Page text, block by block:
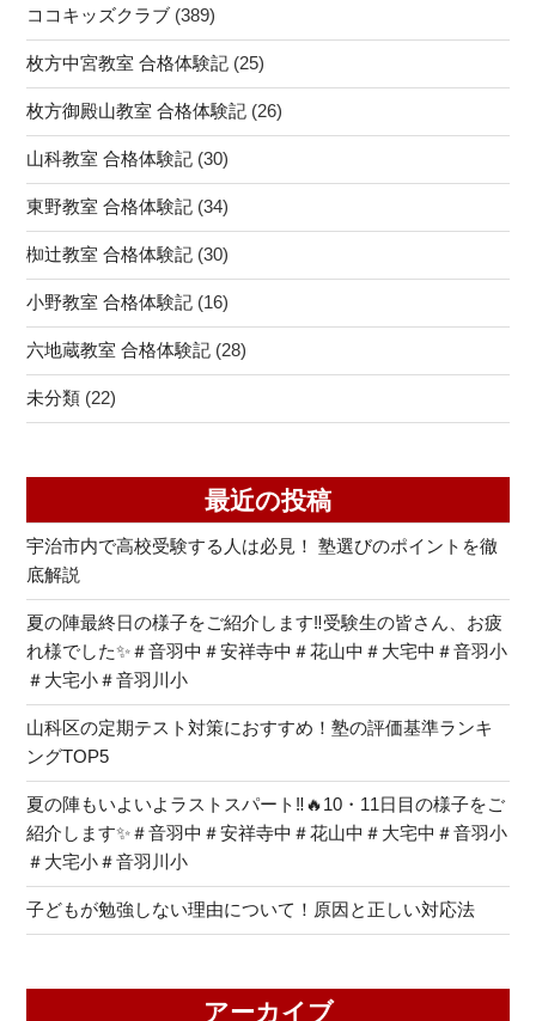
ココキッズクラブ (389)
枚方中宮教室 合格体験記 (25)
枚方御殿山教室 合格体験記 (26)
山科教室 合格体験記 (30)
東野教室 合格体験記 (34)
椥辻教室 合格体験記 (30)
小野教室 合格体験記 (16)
六地蔵教室 合格体験記 (28)
未分類 (22)
最近の投稿
宇治市内で高校受験する人は必見！ 塾選びのポイントを徹
底解説
夏の陣最終日の様子をご紹介します‼受験生の皆さん、お疲
れ様でした✨＃音羽中＃安祥寺中＃花山中＃大宅中＃音羽小
＃大宅小＃音羽川小
山科区の定期テスト対策におすすめ！塾の評価基準ランキ
ングTOP5
夏の陣もいよいよラストスパート‼🔥10・11日目の様子をご
紹介します✨＃音羽中＃安祥寺中＃花山中＃大宅中＃音羽小
＃大宅小＃音羽川小
子どもが勉強しない理由について！原因と正しい対応法
アーカイブ